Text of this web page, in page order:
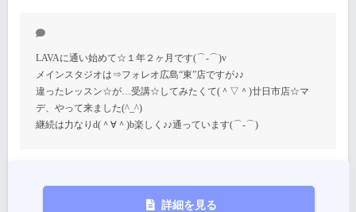
LAVAに通い始めて☆１年２ヶ月です(⌒‐⌒)v
メインスタジオは⇒フォレオ広島“東”店ですが♪♪
違ったレッスン☆が…受講☆してみたくて(＾▽＾)廿日市店☆マ
デ、やって来ました(^_^)
継続は力なりd(＾∀＾)b楽しく♪♪通っています(⌒‐⌒)
詳細を見る